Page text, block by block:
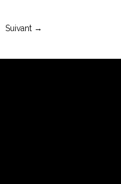
Suivant→